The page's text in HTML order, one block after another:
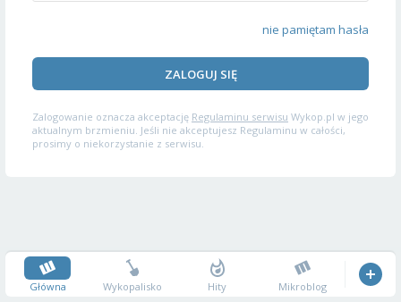
nie pamiętam hasła
ZALOGUJ SIĘ
Zalogowanie oznacza akceptację Regulaminu serwisu Wykop.pl w jego
aktualnym brzmieniu. Jeśli nie akceptujesz Regulaminu w całości,
prosimy o niekorzystanie z serwisu.
Główna Wykopalisko Hity Mikroblog